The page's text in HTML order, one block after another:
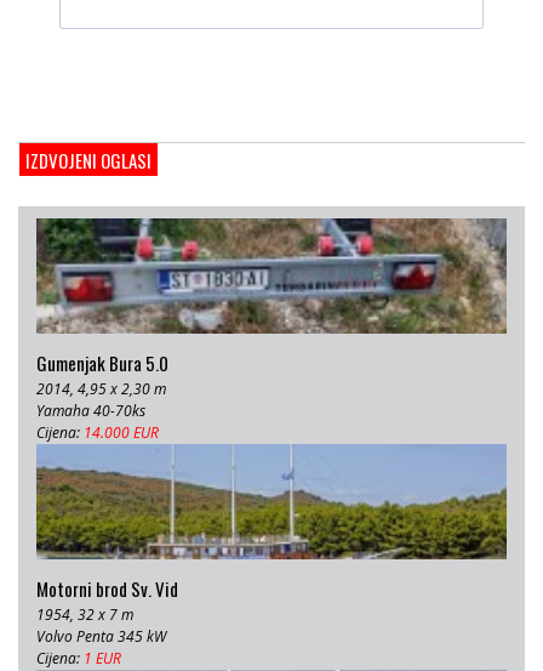
M/B San snova
2008, 27 x 6.5 m, Volvo penta 350 KS
Cijena:
IZDVOJENI OGLASI
Gumenjak Bura 5.0
2014, 4,95 x 2,30 m
Yamaha 40-70ks
Cijena: 14.000 EUR
Motorni brod Sv. Vid
1954, 32 x 7 m
Volvo Penta 345 kW
Cijena: 1 EUR